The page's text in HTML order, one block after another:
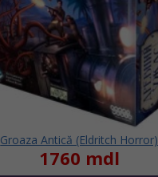
Groaza Antică (Eldritch Horror)
1760 mdl